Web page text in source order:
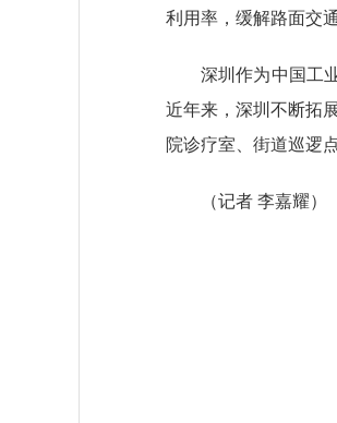
利用率，缓解路面交
深圳作为中国工业
近年来，深圳不断拓
院诊疗室、街道巡逻
（记者 李嘉耀）